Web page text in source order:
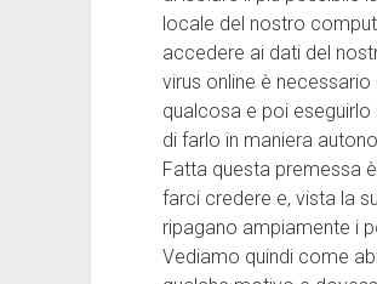
locale del nostro
accedere ai dati del
virus online è
qualcosa e poi
di farlo in maniera
Fatta questa premessa
farci credere e, vista la
ripagano ampiamente i
Vediamo quindi come